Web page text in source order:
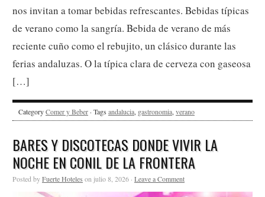
nos invitan a tomar bebidas refrescantes. Bebidas típicas
de verano como la sangría. Bebida de verano de más
reciente cuño como el rebujito, un clásico durante las
ferias andaluzas. O la típica clara de cerveza con gaseosa
[…]
CategoryComer y Beber · Tags andalucia, gastronomia, verano
BARES Y DISCOTECAS DONDE VIVIR LA
NOCHE EN CONIL DE LA FRONTERA
Posted byFuerte Hoteles on julio 8, 2026 · Leave a Comment